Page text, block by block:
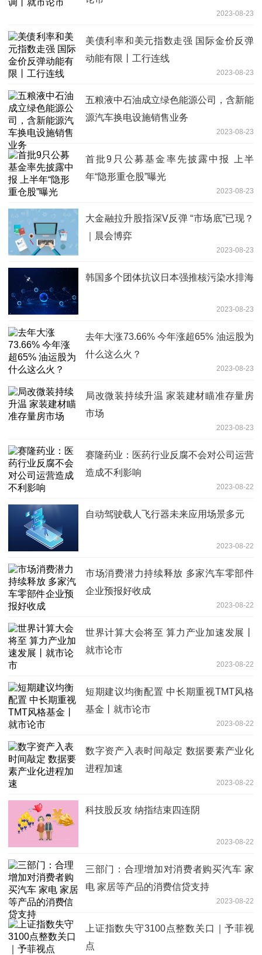
2023-08-23
美债利率和美元指数走强 国际金价反弹
动能有限丨工行连线
2023-08-23
五粮液中石油成立绿色能源公司，含新能
源汽车换电设施销售业务
2023-08-23
首批9只公募基金率先披露中报 上半
年“隐形重仓股”曝光
2023-08-23
大金融拉升股指深V反弹 “市场底”已现？
｜晨会博弈
2023-08-23
韩国多个团体抗议日本强推核污染水排海
2023-08-23
去年大涨73.66% 今年涨超65% 油运股为
什么这么火？
2023-08-23
局改微装持续升温 家装建材瞄准存量房
市场
2023-08-23
赛隆药业：医药行业反腐不会对公司运营
造成不利影响
2023-08-22
自动驾驶载人飞行器未来应用场景多元
2023-08-22
市场消费潜力持续释放 多家汽车零部件
企业预报好收成
2023-08-22
世界计算大会将至 算力产业加速发展丨
就市论市
2023-08-22
短期建议均衡配置 中长期重视TMT风格
基金丨就市论市
2023-08-22
数字资产入表时间敲定 数据要素产业化
进程加速
2023-08-22
科技股反攻 纳指结束四连阴
2023-08-22
三部门：合理增加对消费者购买汽车 家
电 家居等产品的消费信贷支持
2023-08-22
上证指数失守3100点整数关口｜予菲视
点